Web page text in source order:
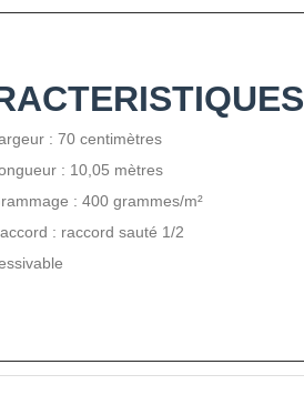
: 70 centimètres
: 10,05 mètres
: 400 grammes/m²
: raccord sauté 1/2